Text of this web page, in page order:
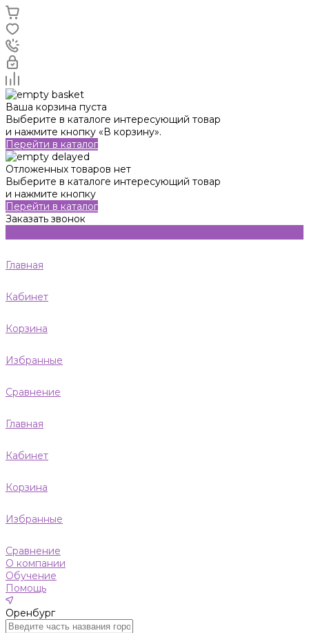
Ваша корзина пуста
Выберите в каталоге интересующий товар
и нажмите кнопку «В корзину».
Перейти в каталог
Отложенных товаров нет
Выберите в каталоге интересующий товар
и нажмите кнопку
Перейти в каталог
Заказать звонок
Главная
Кабинет
Корзина
Избранные
Сравнение
Главная
Кабинет
Корзина
Избранные
Сравнение
О компании
Обучение
Помощь
Оренбург